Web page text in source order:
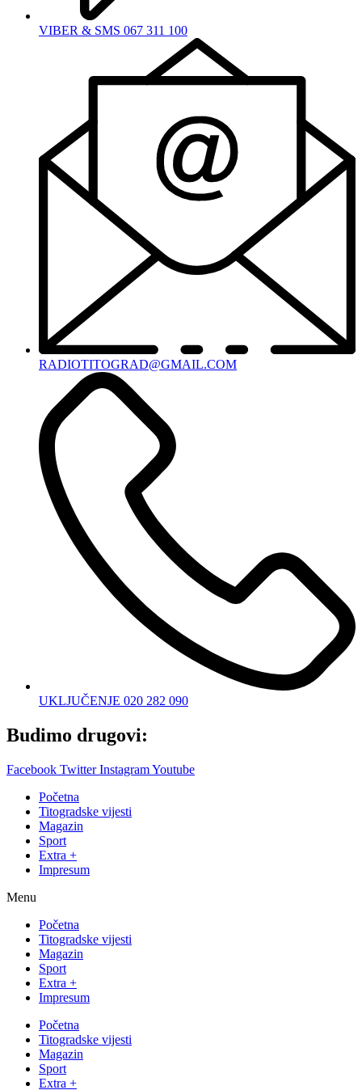
VIBER & SMS 067 311 100
RADIOTITOGRAD@GMAIL.COM
UKLJUČENJE 020 282 090
Budimo drugovi:
Facebook Twitter InstagramYoutube
Početna
Titogradske vijesti
Magazin
Sport
Extra +
Impresum
Menu
Početna
Titogradske vijesti
Magazin
Sport
Extra +
Impresum
Početna
Titogradske vijesti
Magazin
Sport
Extra +